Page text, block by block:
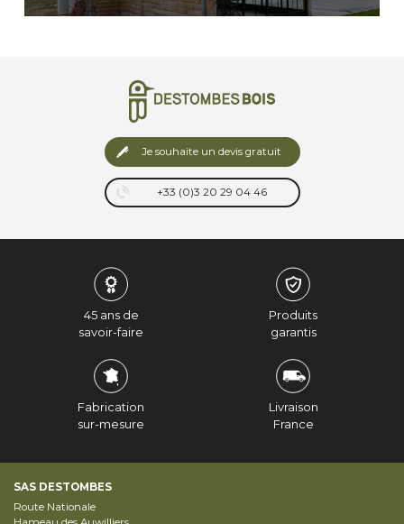
Je souhaite un devis gratuit
+33 (0)3 20 29 04 46
45 ans de
savoir-faire
Produits
garantis
Fabrication
sur-mesure
Livraison
France
SAS DESTOMBES
Route Nationale